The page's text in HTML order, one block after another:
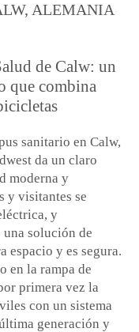
ALEMANIA
de Calw: un
que combina
sanitario en Calw,
da un claro
moderna y
y visitantes se
y
una solución de
espacio y es segura.
en la rampa de
primera vez la
con un sistema
generación y